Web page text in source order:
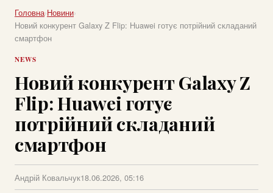
Головна›Новини›
Новий конкурент Galaxy Z Flip: Huawei готує потрійний складаний
смартфон
NEWS
Новий конкурент Galaxy Z
Flip: Huawei готує
потрійний складаний
смартфон
Андрій Ковальчук18.06.2026, 05:16